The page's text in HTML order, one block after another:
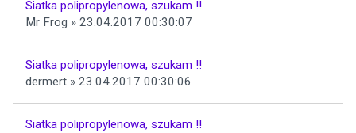
Siatka polipropylenowa, szukam !!
Mr Frog » 23.04.2017 00:30:07
Siatka polipropylenowa, szukam !!
dermert » 23.04.2017 00:30:06
Siatka polipropylenowa, szukam !!